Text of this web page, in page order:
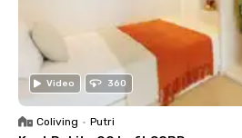
Video 360
Coliving • Putri